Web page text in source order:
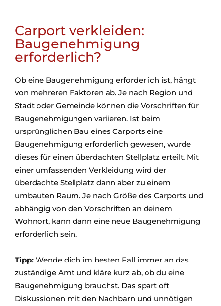
Carport verkleiden:
Baugenehmigung
erforderlich?
Ob eine Baugenehmigung erforderlich ist, hängt
von mehreren Faktoren ab. Je nach Region und
Stadt oder Gemeinde können die Vorschriften für
Baugenehmigungen variieren. Ist beim
ursprünglichen Bau eines Carports eine
Baugenehmigung erforderlich gewesen, wurde
dieses für einen überdachten Stellplatz erteilt. Mit
einer umfassenden Verkleidung wird der
überdachte Stellplatz dann aber zu einem
umbauten Raum. Je nach Größe des Carports und
abhängig von den Vorschriften an deinem
Wohnort, kann dann eine neue Baugenehmigung
erforderlich sein.
Tipp: Wende dich im besten Fall immer an das
zuständige Amt und kläre kurz ab, ob du eine
Baugenehmigung brauchst. Das spart oft
Diskussionen mit den Nachbarn und unnötigen